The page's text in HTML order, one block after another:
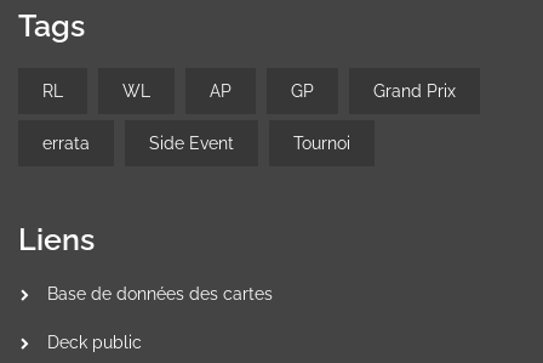
Tags
RL WL AP GP Grand Prix
errata Side Event Tournoi
Liens
Base de données des cartes
Deck public